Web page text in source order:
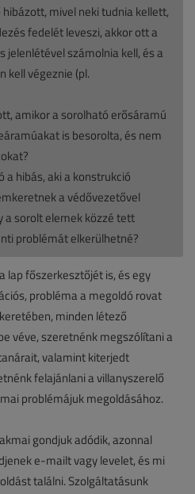
mivel neki tudnia kellett,
fedelét leveszi, akkor ott a
jelenlétével számolnia kell, és a
kell végeznie (pl.
amikor a sorolható erősáramú
is besorolta, és nem
a hibás, aki a konstrukció
a védővezetővel
a sorolt elemek közzé tett
problémát elkerülhetné?
lap főszerkesztőjét is, és egy
probléma a megoldó rovat
minden létező
véve, szeretnénk megszólítani a
valamint kiterjedt
felajánlani a villanyszerelő
problémájuk megoldásához.
gondjuk adódik, azonnal
e-mailt vagy levelet, és mi
találni. Szolgáltatásunk